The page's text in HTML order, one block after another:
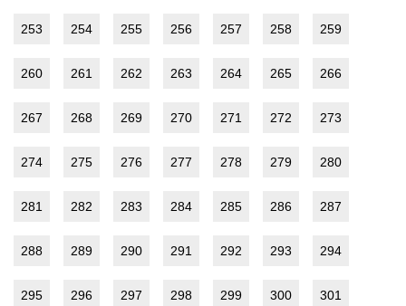
253 254 255 256 257 258 259
260 261 262 263 264 265 266
267 268 269 270 271 272 273
274 275 276 277 278 279 280
281 282 283 284 285 286 287
288 289 290 291 292 293 294
295 296 297 298 299 300 301